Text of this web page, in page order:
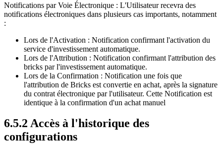
Notifications par Voie Électronique : L'Utilisateur recevra des
notifications électroniques dans plusieurs cas importants, notamment
:
Lors de l'Activation : Notification confirmant l'activation du
service d'investissement automatique.
Lors de l'Attribution : Notification confirmant l'attribution des
bricks par l'investissement automatique.
Lors de la Confirmation : Notification une fois que
l'attribution de Bricks est convertie en achat, après la signature
du contrat électronique par l'utilisateur. Cette Notification est
identique à la confirmation d'un achat manuel
6.5.2 Accès à l'historique des
configurations